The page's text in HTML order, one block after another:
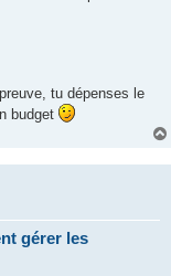
tu dépenses le
budget
gérer les